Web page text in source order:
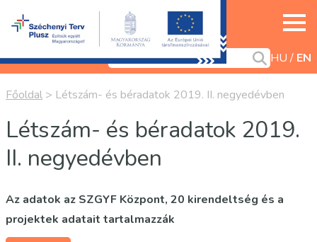
HU EN
Főoldal > Létszám- és béradatok 2019. II. negyedévben
Létszám- és béradatok 2019.
II. negyedévben
Az adatok az SZGYF Központ, 20 kirendeltség és a
projektek adatait tartalmazzák